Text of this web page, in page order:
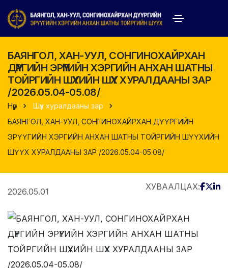
БАЯНГОЛ, ХАН-УУЛ, СОНГИНОХАЙРХАН
ДҮҮРГИЙН ЭРҮҮГИЙН ХЭРГИЙН АНХАН ШАТНЫ
ТОЙРГИЙН ШҮҮХИЙН ШҮҮХ ХУРАЛДААНЫ ЗАР
/2026.05.04-05.08/
Нүүр
Шүүх хуралдааны зар
БАЯНГОЛ, ХАН-УУЛ, СОНГИНОХАЙРХАН ДҮҮРГИЙН
ЭРҮҮГИЙН ХЭРГИЙН АНХАН ШАТНЫ ТОЙРГИЙН ШҮҮХИЙН
ШҮҮХ ХУРАЛДААНЫ ЗАР /2026.05.04-05.08/
2026.05.01 ХУВААЛЦАХ: